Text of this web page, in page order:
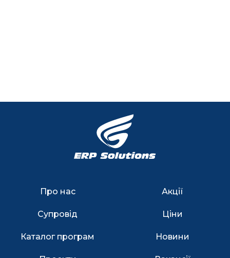
Про нас
Супровід
Каталог програм
Акції
Ціни
Новини